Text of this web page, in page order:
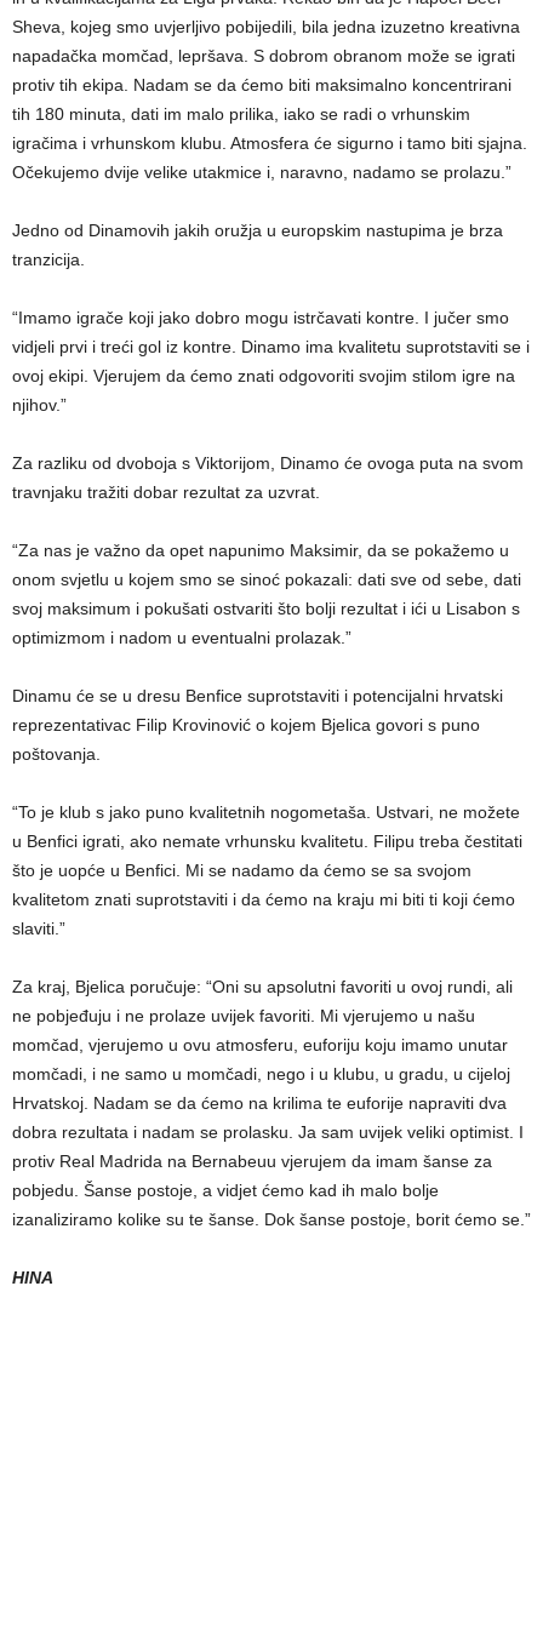
Sheva, kojeg smo uvjerljivo pobijedili, bila jedna izuzetno kreativna
napadačka momčad, lepršava. S dobrom obranom može se igrati
protiv tih ekipa. Nadam se da ćemo biti maksimalno koncentrirani
tih 180 minuta, dati im malo prilika, iako se radi o vrhunskim
igračima i vrhunskom klubu. Atmosfera će sigurno i tamo biti sjajna.
Očekujemo dvije velike utakmice i, naravno, nadamo se prolazu.”
Jedno od Dinamovih jakih oružja u europskim nastupima je brza
tranzicija.
“Imamo igrače koji jako dobro mogu istrčavati kontre. I jučer smo
vidjeli prvi i treći gol iz kontre. Dinamo ima kvalitetu suprotstaviti se i
ovoj ekipi. Vjerujem da ćemo znati odgovoriti svojim stilom igre na
njihov.”
Za razliku od dvoboja s Viktorijom, Dinamo će ovoga puta na svom
travnjaku tražiti dobar rezultat za uzvrat.
“Za nas je važno da opet napunimo Maksimir, da se pokažemo u
onom svjetlu u kojem smo se sinoć pokazali: dati sve od sebe, dati
svoj maksimum i pokušati ostvariti što bolji rezultat i ići u Lisabon s
optimizmom i nadom u eventualni prolazak.”
Dinamu će se u dresu Benfice suprotstaviti i potencijalni hrvatski
reprezentativac Filip Krovinović o kojem Bjelica govori s puno
poštovanja.
“To je klub s jako puno kvalitetnih nogometaša. Ustvari, ne možete
u Benfici igrati, ako nemate vrhunsku kvalitetu. Filipu treba čestitati
što je uopće u Benfici. Mi se nadamo da ćemo se sa svojom
kvalitetom znati suprotstaviti i da ćemo na kraju mi biti ti koji ćemo
slaviti.”
Za kraj, Bjelica poručuje: “Oni su apsolutni favoriti u ovoj rundi, ali
ne pobjeđuju i ne prolaze uvijek favoriti. Mi vjerujemo u našu
momčad, vjerujemo u ovu atmosferu, euforiju koju imamo unutar
momčadi, i ne samo u momčadi, nego i u klubu, u gradu, u cijeloj
Hrvatskoj. Nadam se da ćemo na krilima te euforije napraviti dva
dobra rezultata i nadam se prolasku. Ja sam uvijek veliki optimist. I
protiv Real Madrida na Bernabeuu vjerujem da imam šanse za
pobjedu. Šanse postoje, a vidjet ćemo kad ih malo bolje
izanaliziramo kolike su te šanse. Dok šanse postoje, borit ćemo se.”
HINA